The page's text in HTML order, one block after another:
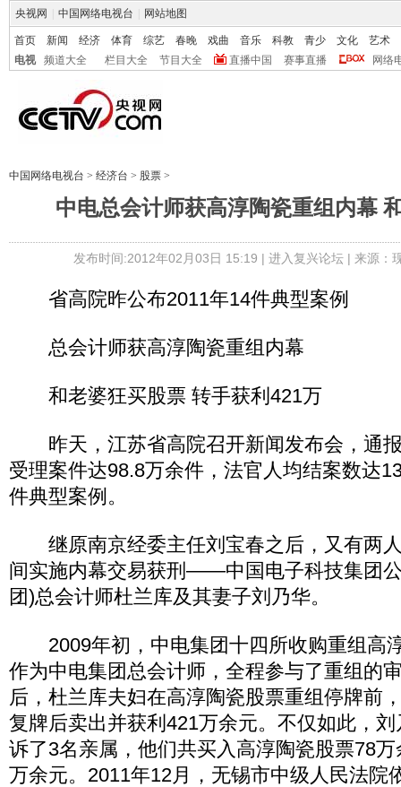
央视网 中国网络电视台 网站地图
首页 新闻 经济 体育 综艺 春晚 戏曲 音乐 科教 青少 文化
艺术
电视
频道大全 栏目大全 节目大全 直播中国 赛事直播 网络
中国网络电视台 > 经济台 > 股票 >
中电总会计师获高淳陶瓷重组内幕
发布时间:2012年02月03日 15:19 | 进入复兴论坛| 来源：
省高院昨公布2011年14件典型案例
总会计师获高淳陶瓷重组内幕
和老婆狂买股票 转手获利421万
昨天，江苏省高院召开新闻发布会，通
受理案件达98.8万余件，法官人均结案数达
件典型案例。
继原南京经委主任刘宝春之后，又有两
间实施内幕交易获刑——中国电子科技集团
团)总会计师杜兰库及其妻子刘乃华。
2009年初，中电集团十四所收购重组高
作为中电集团总会计师，全程参与了重组的
后，杜兰库夫妇在高淳陶瓷股票重组停牌前
复牌后卖出并获利421万余元。不仅如此，
诉了3名亲属，他们共买入高淳陶瓷股票78
万余元。2011年12月，无锡市中级人民法院